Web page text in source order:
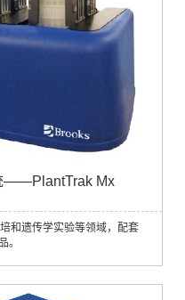
——PlantTrak Mx
和遗传学实验等领域，配套
。